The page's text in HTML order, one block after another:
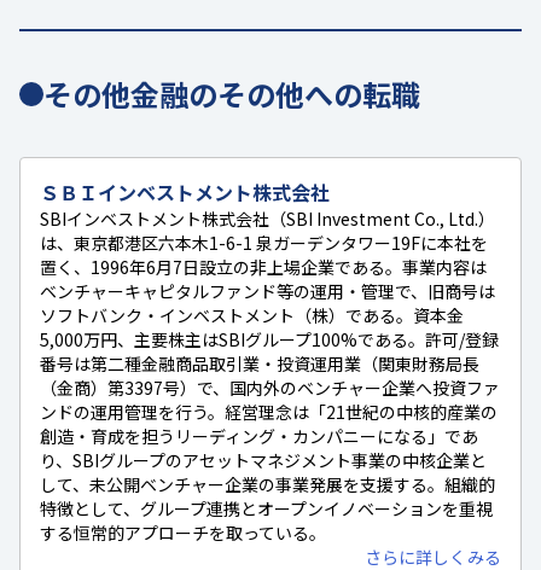
その他金融のその他への転職
ＳＢＩインベストメント株式会社
SBIインベストメント株式会社（SBI Investment Co., Ltd.）
は、東京都港区六本木1-6-1 泉ガーデンタワー19Fに本社を
置く、1996年6月7日設立の非上場企業である。事業内容は
ベンチャーキャピタルファンド等の運用・管理で、旧商号は
ソフトバンク・インベストメント（株）である。資本金
5,000万円、主要株主はSBIグループ100%である。許可/登録
番号は第二種金融商品取引業・投資運用業（関東財務局長
（金商）第3397号）で、国内外のベンチャー企業へ投資ファ
ンドの運用管理を行う。経営理念は「21世紀の中核的産業の
創造・育成を担うリーディング・カンパニーになる」であ
り、SBIグループのアセットマネジメント事業の中核企業と
して、未公開ベンチャー企業の事業発展を支援する。組織的
特徴として、グループ連携とオープンイノベーションを重視
する恒常的アプローチを取っている。
さらに詳しくみる